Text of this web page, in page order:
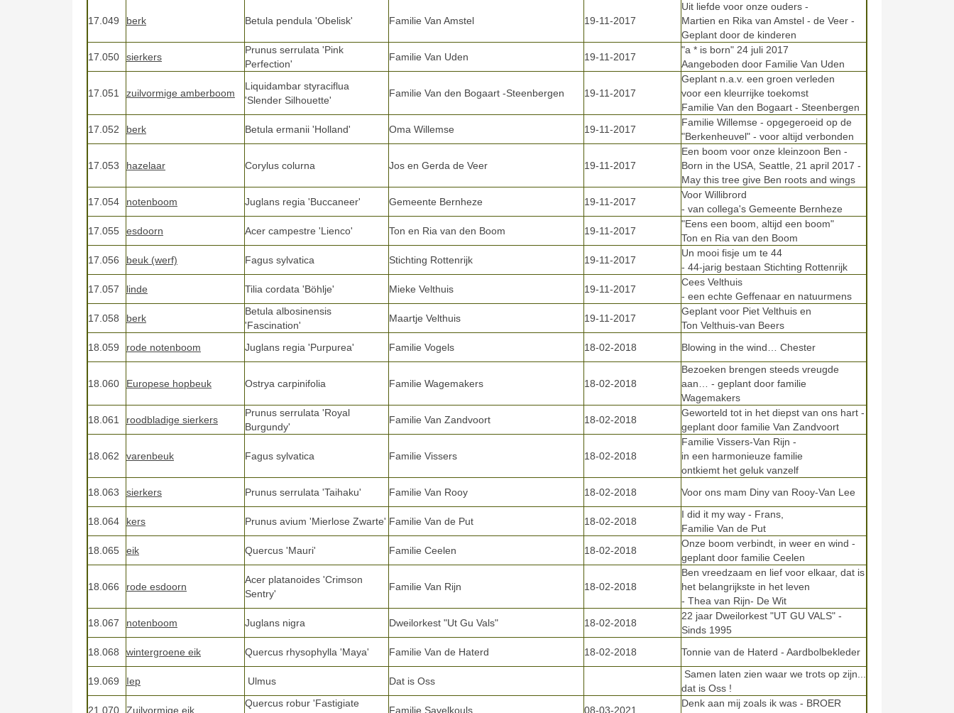
17.049 berk Betula pendula 'Obelisk' Familie Van Amstel 19-11-2017
Uit liefde voor onze ouders -
Martien en Rika van Amstel - de Veer -
Geplant door de kinderen
17.050
sierkers
Prunus serrulata 'Pink
Perfection'
Familie Van Uden 19-11-2017
"a * is born" 24 juli 2017
Aangeboden door Familie Van Uden
17.051 zuilvormige amberboom
Liquidambar styraciflua
'Slender Silhouette'
Familie Van den Bogaart -Steenbergen 19-11-2017
Geplant n.a.v. een groen verleden
voor een kleurrijke toekomst
Familie Van den Bogaart - Steenbergen
17.052
berk Betula ermanii 'Holland' Oma Willemse 19-11-2017
Familie Willemse - opgegeroeid op de
"Berkenheuvel" - voor altijd verbonden
17.053 hazelaar Corylus colurna Jos en Gerda de Veer 19-11-2017
Een boom voor onze kleinzoon Ben -
Born in the USA, Seattle, 21 april 2017 -
May this tree give Ben roots and wings
17.054
notenboom Juglans regia 'Buccaneer' Gemeente Bernheze 19-11-2017
Voor Willibrord
- van collega's Gemeente Bernheze
17.055
esdoorn Acer campestre 'Lienco' Ton en Ria van den Boom 19-11-2017
"Eens een boom, altijd een boom"
Ton en Ria van den Boom
17.056
beuk (werf) Fagus sylvatica Stichting Rottenrijk 19-11-2017
Un mooi fisje um te 44
- 44-jarig bestaan Stichting Rottenrijk
17.057
linde Tilia cordata 'Böhlje' Mieke Velthuis 19-11-2017
Cees Velthuis
- een echte Geffenaar en natuurmens
17.058
berk
Betula albosinensis
'Fascination'
Maartje Velthuis 19-11-2017
Geplant voor Piet Velthuis en
Ton Velthuis-van Beers
18.059
rode notenboom Juglans regia 'Purpurea' Familie Vogels 18-02-2018 Blowing in the wind… Chester
18.060 Europese hopbeuk Ostrya carpinifolia Familie Wagemakers 18-02-2018
Bezoeken brengen steeds vreugde
aan… - geplant door familie
Wagemakers
18.061
roodbladige sierkers
Prunus serrulata 'Royal
Burgundy'
Familie Van Zandvoort 18-02-2018
Geworteld tot in het diepst van ons hart -
geplant door familie Van Zandvoort
18.062 varenbeuk Fagus sylvatica Familie Vissers 18-02-2018
Familie Vissers-Van Rijn -
in een harmonieuze familie
ontkiemt het geluk vanzelf
18.063
sierkers Prunus serrulata 'Taihaku' Familie Van Rooy 18-02-2018 Voor ons mam Diny van Rooy-Van Lee
18.064 kers Prunus avium 'Mierlose Zwarte' Familie Van de Put 18-02-2018
I did it my way - Frans,
Familie Van de Put
18.065
eik Quercus 'Mauri' Familie Ceelen 18-02-2018
Onze boom verbindt, in weer en wind -
geplant door familie Ceelen
18.066 rode esdoorn
Acer platanoides 'Crimson
Sentry'
Familie Van Rijn 18-02-2018
Ben vreedzaam en lief voor elkaar, dat is
het belangrijkste in het leven
- Thea van Rijn- De Wit
18.067
notenboom Juglans nigra Dweilorkest "Ut Gu Vals" 18-02-2018
22 jaar Dweilorkest "UT GU VALS" -
Sinds 1995
18.068
wintergroene eik Quercus rhysophylla 'Maya' Familie Van de Haterd 18-02-2018 Tonnie van de Haterd - Aardbolbekleder
19.069 Iep Ulmus Dat is Oss
Samen laten zien waar we trots op zijn...
dat is Oss !
21.070
Zuilvormige eik
Quercus robur 'Fastigiate
Familie Savelkouls 08-03-2021
Denk aan mij zoals ik was - BROER